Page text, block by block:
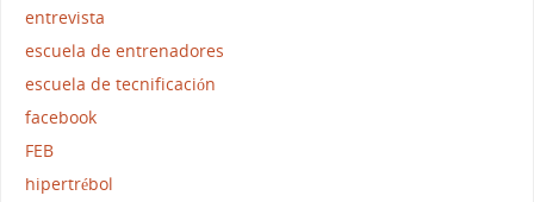
entrevista
escuela de entrenadores
escuela de tecnificación
facebook
FEB
hipertrébol